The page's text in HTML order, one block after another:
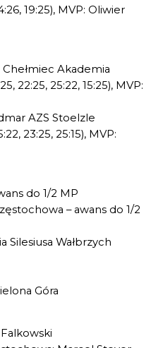
19:25), MVP: Oliwier
Chełmiec Akademia
22:25, 25:22, 15:25), MVP:
AZS Stoelzle
23:25, 25:15), MVP:
do 1/2 MP
– awans do 1/2
Silesiusa Wałbrzych
Góra